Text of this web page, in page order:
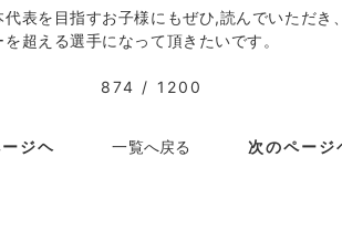
表を目指すお子様にもぜひ,読んでいただき
超える選手になって頂きたいです。
874 / 1200
ジヘ 一覧へ戻る 次のページ